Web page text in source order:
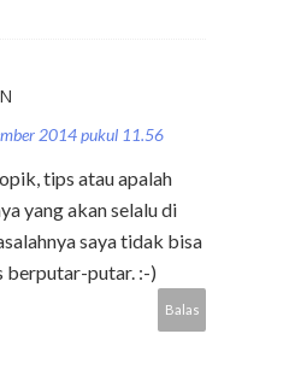
2014 pukul 11.56
tips atau apalah
yang akan selalu di
saya tidak bisa
berputar-putar. :-)
Balas